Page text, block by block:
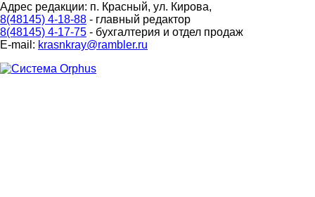
Адрес редакции: п. Красный, ул. Кирова,
8(48145) 4-18-88 - главный редактор
8(48145) 4-17-75 - бухгалтерия и отдел продаж
E-mail: krasnkray@rambler.ru